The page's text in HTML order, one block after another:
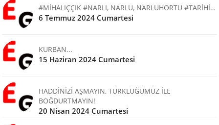
#MİHALIÇÇIK #NARLI, NARLU, NARLUHORTU #TARİHİ…
6 Temmuz 2024 Cumartesi
KURBAN...
15 Haziran 2024 Cumartesi
HADDİNİZİ AŞMAYIN, TÜRKLÜĞÜMÜZ İLE
BOĞDURTMAYIN!
20 Nisan 2024 Cumartesi